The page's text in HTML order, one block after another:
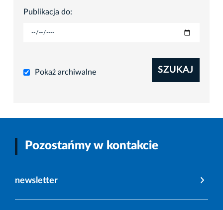
Publikacja do:
Pokaż archiwalne SZUKAJ
Pozostańmy w kontakcie
newsletter